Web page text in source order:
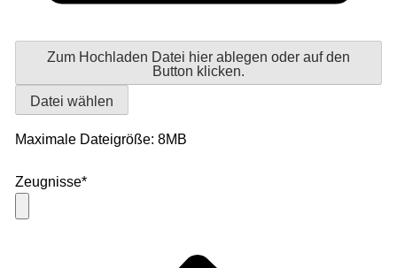
Zum Hochladen Datei hier ablegen oder auf den
Button klicken.
Datei wählen
Maximale Dateigröße: 8MB
Zeugnisse*